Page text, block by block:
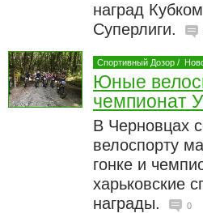
наград
Суперлиги.
Спортивный Дозор /
Юные
чемпионат
В Черновцах
велоспорту
гонке и
харьковские
награды.
0